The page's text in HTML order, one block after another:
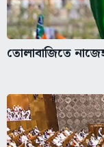
তোলাবাজিতে